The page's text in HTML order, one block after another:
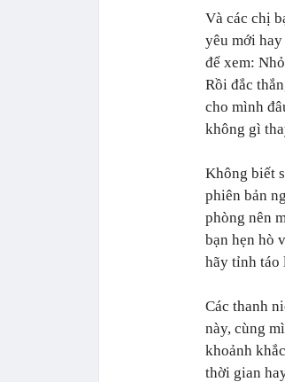
Và các chị
yêu mới
để xem:
Rồi đắc
cho mình
không gì
Không biết
phiên bản
phòng nên
bạn hẹn hò
hãy tỉnh táo
Các thanh
này, cùng
khoảnh
thời gian